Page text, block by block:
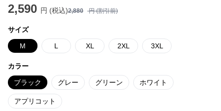
2,590 円 (税込)2,880 円 (割引前)
サイズ
M L XL 2XL 3XL
カラー
ブラック グレー グリーン ホワイト
アプリコット